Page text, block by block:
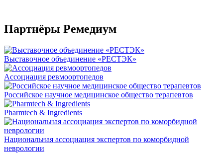
Партнёры Ремедиум
Выставочное объединение «РЕСТЭК»
Ассоциация ревмоортопедов
Российское научное медицинское общество терапевтов
Pharmtech & Ingredients
Национальная ассоциация экспертов по коморбидной
неврологии